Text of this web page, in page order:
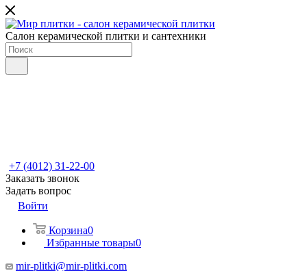
Салон керамической плитки и сантехники
+7 (4012) 31-22-00
Заказать звонок
Задать вопрос
Войти
Корзина0
Избранные товары0
mir-plitki@mir-plitki.com